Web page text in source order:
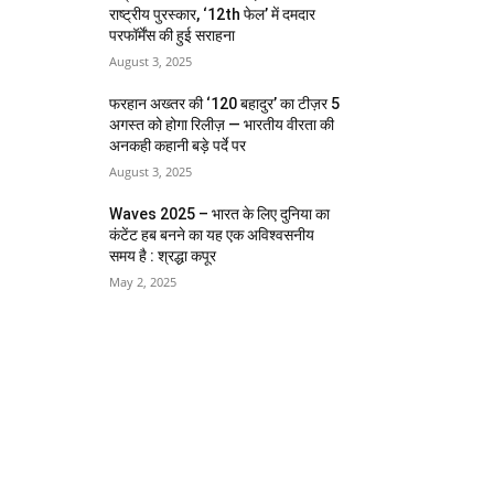
राष्ट्रीय पुरस्कार, ‘12th फेल’ में दमदार
परफॉर्मेंस की हुई सराहना
August 3, 2025
फरहान अख्तर की ‘120 बहादुर’ का टीज़र 5
अगस्त को होगा रिलीज़ — भारतीय वीरता की
अनकही कहानी बड़े पर्दे पर
August 3, 2025
Waves 2025 – भारत के लिए दुनिया का
कंटेंट हब बनने का यह एक अविश्वसनीय
समय है : श्रद्धा कपूर
May 2, 2025